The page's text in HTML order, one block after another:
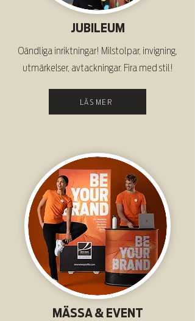
JUBILEUM
Oändliga inriktningar! Milstolpar, invigning,
utmärkelser, avtackningar. Fira med stil!
LÄS MER
MÄSSA & EVENT